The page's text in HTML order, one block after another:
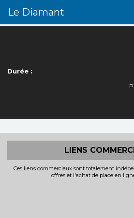
Le Diamant
Durée :
LIENS
Ces liens commerciaux sont totalement
offres et l'achat de place en